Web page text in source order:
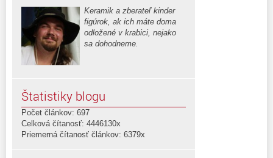
Keramik a zberateľ kinder
figúrok, ak ich máte doma
odložené v krabici, nejako
sa dohodneme.
Štatistiky blogu
Počet článkov: 697
Celková čítanosť: 4446130x
Priemerná čítanosť článkov: 6379x